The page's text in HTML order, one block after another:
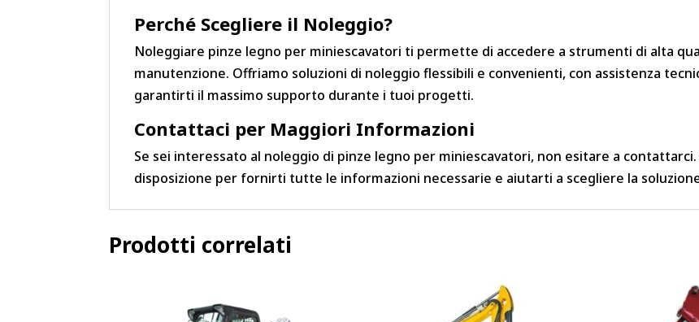
Perché Scegliere il Noleggio?
Noleggiare pinze legno per miniescavatori ti permette di accedere a strumenti di alta
manutenzione. Offriamo soluzioni di noleggio flessibili e convenienti, con assistenza
garantirti il massimo supporto durante i tuoi progetti.
Contattaci per Maggiori Informazioni
Se sei interessato al noleggio di pinze legno per miniescavatori, non esitare a
disposizione per fornirti tutte le informazioni necessarie e aiutarti a scegliere la
Prodotti correlati